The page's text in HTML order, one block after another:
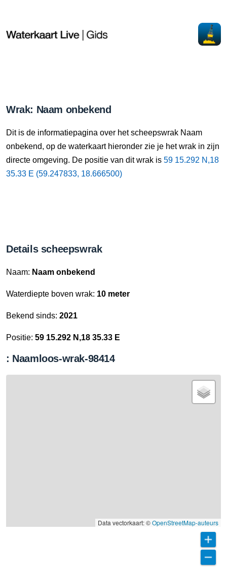
Wrak: Naam onbekend
Dit is de informatiepagina over het scheepswrak Naam
onbekend, op de waterkaart hieronder zie je het wrak in zijn
directe omgeving. De positie van dit wrak is 59 15.292 N,18
35.33 E (59.247833, 18.666500)
Details scheepswrak
Naam: Naam onbekend
Waterdiepte boven wrak: 10 meter
Bekend sinds: 2021
Positie: 59 15.292 N,18 35.33 E
: Naamloos-wrak-98414
Data vectorkaart: ©OpenStreetMap-auteurs